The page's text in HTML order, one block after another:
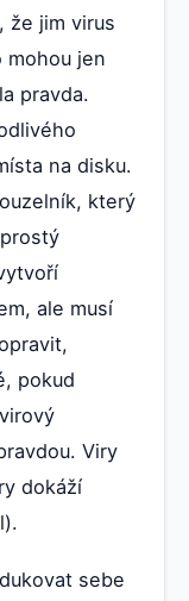
že jim virus
mohou jen
pravda.
na disku.
který
ale musí
pokud
Viry
dokáží
sebe